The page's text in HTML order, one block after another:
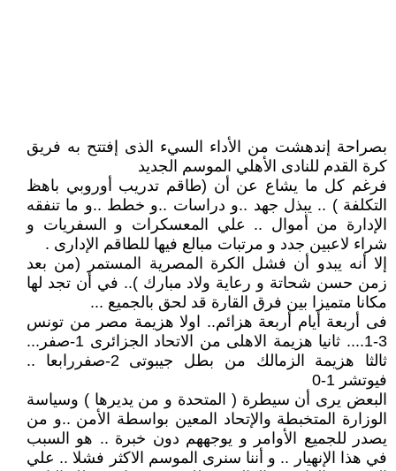
بصراحة إندهشت من الأداء السيء الذى إفتتح به فريق
كرة القدم للنادى الأهلي الموسم الجديد
فرغم كل ما يشاع عن أن (طاقم تدريب أوروبي باهظ
التكلفة ) .. يبذل جهد ..و دراسات ..و خطط ..و ما تنفقه
الإدارة من أموال .. علي المعسكرات و السفريات و
شراء لاعبين جدد و مرتبات مبالع فيها للطاقم الإدارى .
إلا أنه يبدو أن فشل الكرة المصرية المستمر (من بعد
زمن حسن شحاتة و رعاية ولاد مبارك ).. في أن تجد لها
مكانا متميزا بين فرق القارة قد لحق بالجميع ...
فى أربعة أيام أربعة هزائم.. اولا هزيمة مصر من تونس
3-1.... ثانيا هزيمة الاهلى من الاتحاد الجزائرى 1-صفر...
ثالثا هزيمة الزمالك من بطل جيبوتى 2-صفررابعا ..
فيوتشر 1-0
البعض يرى أن سيطرة ( المتحدة و من يديرها ) وسياسة
الوزارة المتخبطة والإتحاد المعين بواسطة الأمن ..و من
يصدر للجميع الأوامر و يوجههم دون خبرة .. هو السبب
في هذا الإنهيار .. و أننا سنرى الموسم الاكثر فشلا .. علي